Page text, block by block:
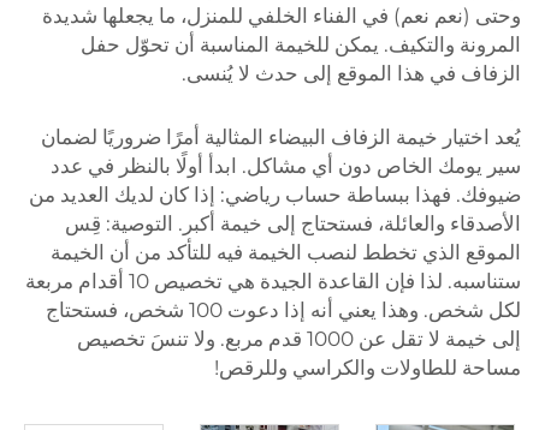
وحتى (نعم نعم) في الفناء الخلفي للمنزل، ما يجعلها شديدة
المرونة والتكيف. يمكن للخيمة المناسبة أن تحوّل حفل
الزفاف في هذا الموقع إلى حدث لا يُنسى.
يُعد اختيار خيمة الزفاف البيضاء المثالية أمرًا ضروريًا لضمان
سير يومك الخاص دون أي مشاكل. ابدأ أولًا بالنظر في عدد
ضيوفك. فهذا ببساطة حساب رياضي: إذا كان لديك العديد من
الأصدقاء والعائلة، فستحتاج إلى خيمة أكبر. التوصية: قِس
الموقع الذي تخطط لنصب الخيمة فيه للتأكد من أن الخيمة
ستناسبه. لذا فإن القاعدة الجيدة هي تخصيص 10 أقدام مربعة
لكل شخص. وهذا يعني أنه إذا دعوت 100 شخص، فستحتاج
إلى خيمة لا تقل عن 1000 قدم مربع. ولا تنسَ تخصيص
مساحة للطاولات والكراسي وللرقص!